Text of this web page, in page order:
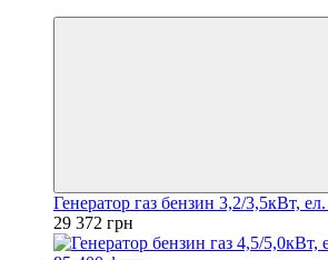
Генератор газ бензин 3,2/3,5кВт,
29 372 грн